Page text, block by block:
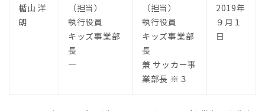
楯山 洋
朗
（担当）
執行役員
キッズ事業部
長
―
（担当）
執行役員
キッズ事業部
長
兼 サッカー事
業部長 ※３
2019年
９月１
日